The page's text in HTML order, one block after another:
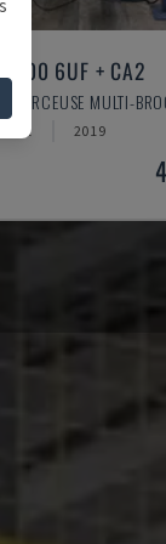
1500 6UF + CA2
PERCEUSE MULTI-
2019